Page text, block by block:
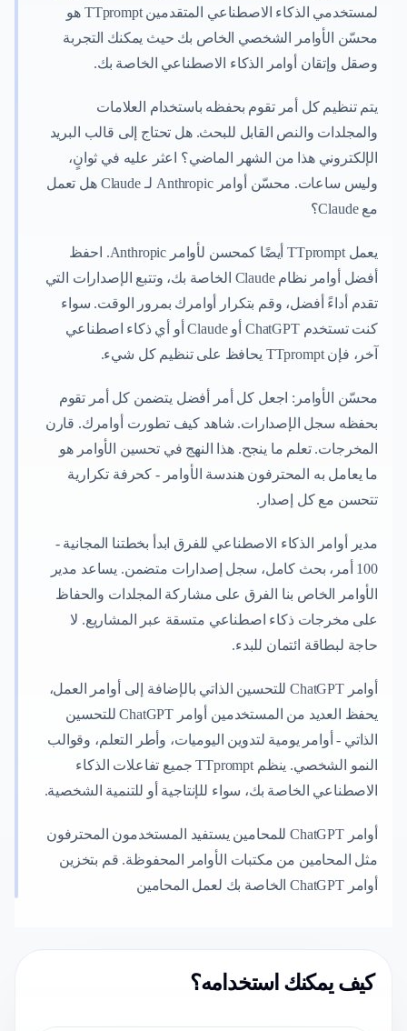
لمستخدمي الذكاء الاصطناعي المتقدمين TTprompt هو
محسّن الأوامر الشخصي الخاص بك حيث يمكنك التجربة
وصقل وإتقان أوامر الذكاء الاصطناعي الخاصة بك.
يتم تنظيم كل أمر تقوم بحفظه باستخدام العلامات
والمجلدات والنص القابل للبحث. هل تحتاج إلى قالب البريد
الإلكتروني هذا من الشهر الماضي؟ اعثر عليه في ثوانٍ،
وليس ساعات. محسّن أوامر Anthropic لـ Claude هل تعمل
مع Claude؟
يعمل TTprompt أيضًا كمحسن لأوامر Anthropic. احفظ
أفضل أوامر نظام Claude الخاصة بك، وتتبع الإصدارات التي
تقدم أداءً أفضل، وقم بتكرار أوامرك بمرور الوقت. سواء
كنت تستخدم ChatGPT أو Claude أو أي ذكاء اصطناعي
آخر، فإن TTprompt يحافظ على تنظيم كل شيء.
محسّن الأوامر: اجعل كل أمر أفضل يتضمن كل أمر تقوم
بحفظه سجل الإصدارات. شاهد كيف تطورت أوامرك. قارن
المخرجات. تعلم ما ينجح. هذا النهج في تحسين الأوامر هو
ما يعامل به المحترفون هندسة الأوامر - كحرفة تكرارية
تتحسن مع كل إصدار.
مدير أوامر الذكاء الاصطناعي للفرق ابدأ بخطتنا المجانية -
100 أمر، بحث كامل، سجل إصدارات متضمن. يساعد مدير
الأوامر الخاص بنا الفرق على مشاركة المجلدات والحفاظ
على مخرجات ذكاء اصطناعي متسقة عبر المشاريع. لا
حاجة لبطاقة ائتمان للبدء.
أوامر ChatGPT للتحسين الذاتي بالإضافة إلى أوامر العمل،
يحفظ العديد من المستخدمين أوامر ChatGPT للتحسين
الذاتي - أوامر يومية لتدوين اليوميات، وأطر التعلم، وقوالب
النمو الشخصي. ينظم TTprompt جميع تفاعلات الذكاء
الاصطناعي الخاصة بك، سواء للإنتاجية أو للتنمية الشخصية.
أوامر ChatGPT للمحامين يستفيد المستخدمون المحترفون
مثل المحامين من مكتبات الأوامر المحفوظة. قم بتخزين
أوامر ChatGPT الخاصة بك لعمل المحامين
كيف يمكنك استخدامه؟